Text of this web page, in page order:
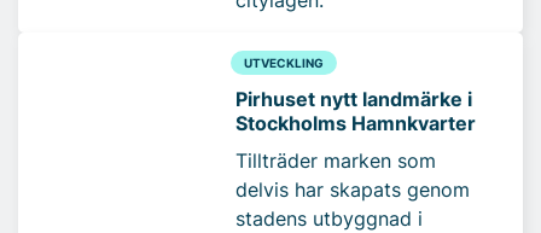
UTVECKLING
Pirhuset nytt landmärke i
Stockholms Hamnkvarter
Tillträder marken som
delvis har skapats genom
stadens utbyggnad i